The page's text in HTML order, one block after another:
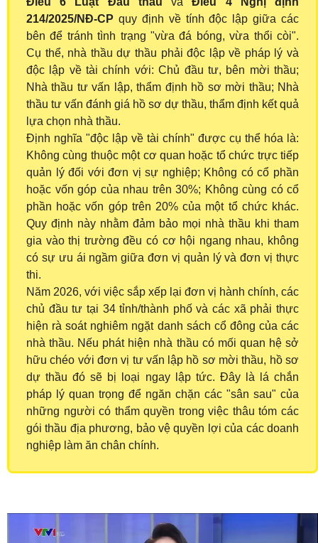
214/2025/NĐ-CP quy định về tính độc lập giữa các
bên để tránh tình trạng "vừa đá bóng, vừa thổi còi".
Cụ thể, nhà thầu dự thầu phải độc lập về pháp lý và
độc lập về tài chính với: Chủ đầu tư, bên mời thầu;
Nhà thầu tư vấn lập, thẩm định hồ sơ mời thầu; Nhà
thầu tư vấn đánh giá hồ sơ dự thầu, thẩm định kết quả
lựa chọn nhà thầu.
Định nghĩa "độc lập về tài chính" được cụ thể hóa là:
Không cùng thuộc một cơ quan hoặc tổ chức trực tiếp
quản lý đối với đơn vị sự nghiệp; Không có cổ phần
hoặc vốn góp của nhau trên 30%; Không cùng có cổ
phần hoặc vốn góp trên 20% của một tổ chức khác.
Quy định này nhằm đảm bảo mọi nhà thầu khi tham
gia vào thị trường đều có cơ hội ngang nhau, không
có sự ưu ái ngầm giữa đơn vị quản lý và đơn vị thực
thi.
Năm 2026, với việc sắp xếp lại đơn vị hành chính, các
chủ đầu tư tại 34 tỉnh/thành phố và các xã phải thực
hiện rà soát nghiêm ngặt danh sách cổ đông của các
nhà thầu. Nếu phát hiện nhà thầu có mối quan hệ sở
hữu chéo với đơn vị tư vấn lập hồ sơ mời thầu, hồ sơ
dự thầu đó sẽ bị loại ngay lập tức. Đây là lá chắn
pháp lý quan trọng để ngăn chặn các "sân sau" của
những người có thẩm quyền trong việc thâu tóm các
gói thầu địa phương, bảo vệ quyền lợi của các doanh
nghiệp làm ăn chân chính.